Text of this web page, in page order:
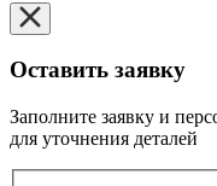
Оставить заявку
Заполните заявку и
для уточнения деталей